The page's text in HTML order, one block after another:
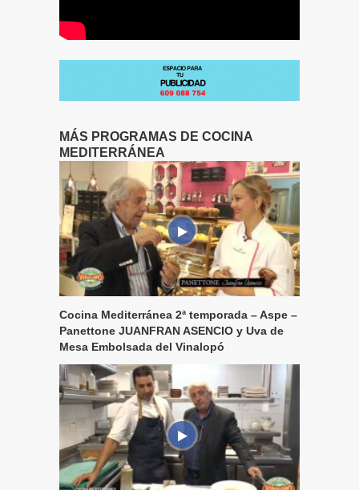
MÁS PROGRAMAS DE COCINA
MEDITERRÁNEA
Cocina Mediterránea 2ª temporada – Aspe –
Panettone JUANFRAN ASENCIO y Uva de
Mesa Embolsada del Vinalopó